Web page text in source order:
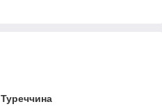
Туреччина